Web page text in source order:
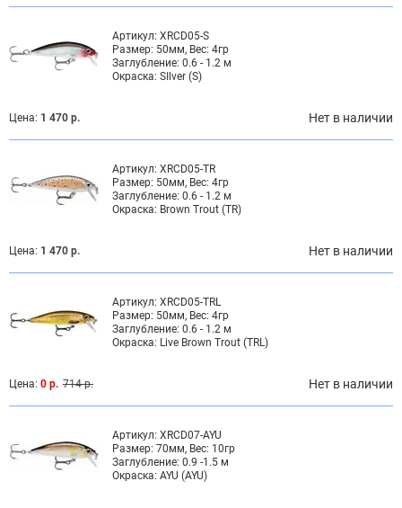
Артикул: XRCD05-S
Размер: 50мм, Вес: 4гр
Заглубление: 0.6 - 1.2 м
Окраска: SIlver (S)
Цена: 1 470 р. Нет в наличии
Артикул: XRCD05-TR
Размер: 50мм, Вес: 4гр
Заглубление: 0.6 - 1.2 м
Окраска: Brown Trout (TR)
Цена: 1 470 р. Нет в наличии
Артикул: XRCD05-TRL
Размер: 50мм, Вес: 4гр
Заглубление: 0.6 - 1.2 м
Окраска: Live Brown Trout (TRL)
Цена: 0 р. 714 р. Нет в наличии
Артикул: XRCD07-AYU
Размер: 70мм, Вес: 10гр
Заглубление: 0.9 -1.5 м
Окраска: AYU (AYU)